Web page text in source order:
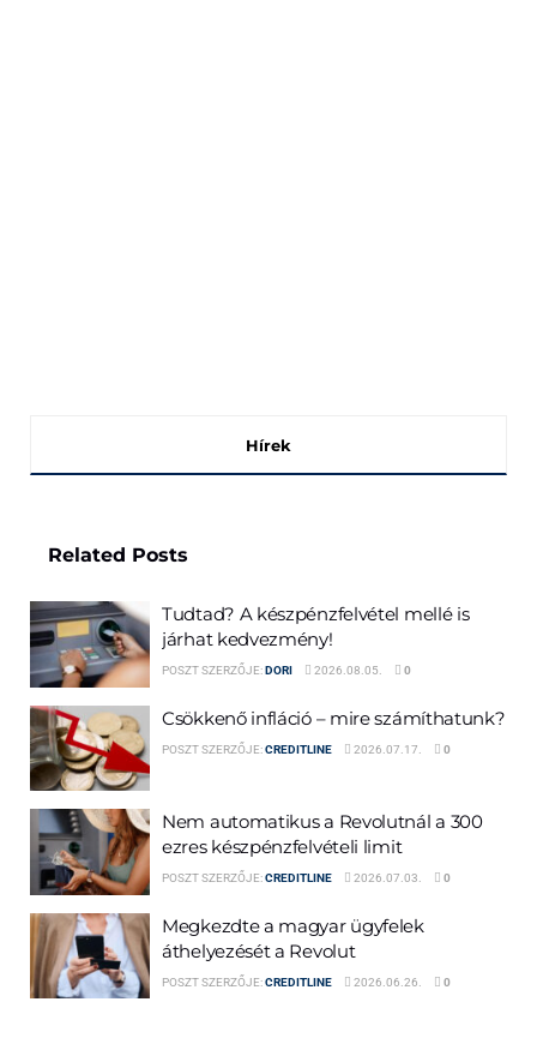
Hírek
Related Posts
Tudtad? A készpénzfelvétel mellé is
járhat kedvezmény!
POSZT SZERZŐJE: DORI 2026.08.05. 0
Csökkenő infláció – mire számíthatunk?
POSZT SZERZŐJE:CREDITLINE 2026.07.17. 0
Nem automatikus a Revolutnál a 300
ezres készpénzfelvételi limit
POSZT SZERZŐJE:CREDITLINE 2026.07.03. 0
Megkezdte a magyar ügyfelek
áthelyezését a Revolut
POSZT SZERZŐJE:CREDITLINE 2026.06.26. 0